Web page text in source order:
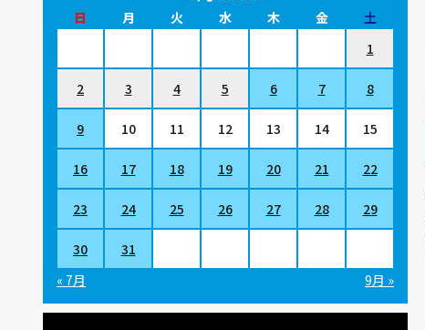
日 月 火 水 木 金
土
1
2 3 4 5 6 7 8
9 10 11 12 13 14 15
16 17 18 19 20 21 22
23 24 25 26 27 28 29
30
31
« 7月
9月 »